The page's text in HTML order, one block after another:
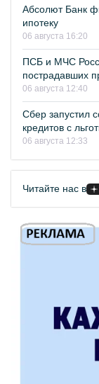
Абсолют Банк
ипотеку
06 августа 16:20
ПСБ и МЧС
пострадавших
06 августа 12:40
Сбер запустил
кредитов с
06 августа 12:33
Читайте нас в